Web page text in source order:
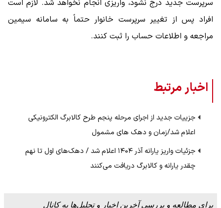
سرپرست جدید درج نشود، واریزی انجام نخواهد شد. لازم است
افراد پس از تغییر سرپرست خانوار حتماً به سامانه سیمین
مراجعه و اطلاعات حساب را ثبت کنند.
اخبار مرتبط
جزییات جدید از اجرای مرحله پنجم طرح کالابرگ الکترونیکی
اعلام شد/زمان و دهک های مشمول
جزئیات واریز یارانه آذر ۱۴۰۴ اعلام شد / دهک‌های اول تا نهم
چقدر یارانه و کالابرگ دریافت می‌کنند
برای مطالعه و بررسی آخرین اخبار و تحلیل‌ها به کانال